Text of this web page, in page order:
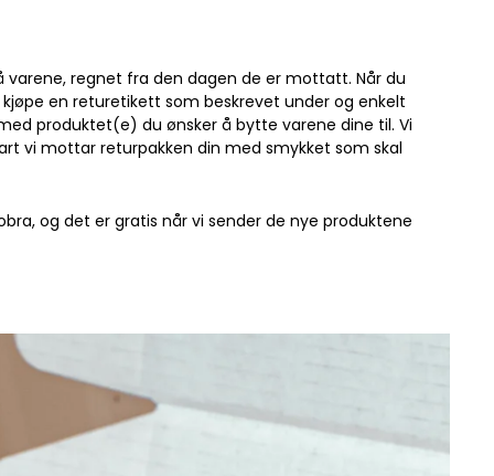
varene, regnet fra den dagen de er mottatt. Når du
en returetikett som beskrevet under og enkelt
produktet(e) du ønsker å bytte varene dine til. Vi
vi mottar returpakken din med smykket som skal
og det er gratis når vi sender de nye produktene